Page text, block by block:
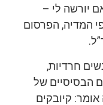
יורשה לי –
המדיה, הפרסום
חרדיות,
הבסיסיים של
קיובקים